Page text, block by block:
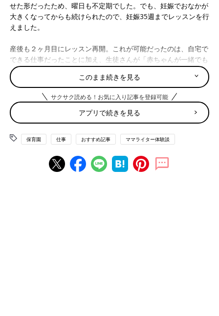
せた形だったため、曜日も不定期でした。でも、妊娠でおなかが
大きくなってからも続けられたので、妊娠35週までレッスンを行
えました。
産後も２ヶ月目にレッスン再開。これが可能だったのは、自宅で
できる仕事だったことに加え、生徒さんが「赤ちゃんが一緒でも
大丈夫。むしろ嬉しい」と言ってくれたから。赤ちゃんもレッス
ン中はご機嫌で、愛嬌をふりまきながらフルートの音色を楽しん
でくれていました。
単発の仕事日、子どもたちを預かってくれたママ友
は考えていなかったこともあり、現状維持のまま在宅でできる仕
事を続けていました。
このまま続きを見る
サクサク読める！お気に入り記事を登録可能
アプリで続きを見る
保育園 仕事 おすすめ記事 ママライター体験談